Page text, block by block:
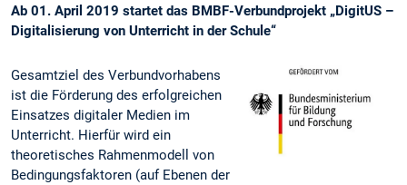
Ab 01. April 2019 startet das BMBF-Verbundprojekt „DigitUS –
Digitalisierung von Unterricht in der Schule“
Gesamtziel des Verbundvorhabens
ist die Förderung des erfolgreichen
Einsatzes digitaler Medien im
Unterricht. Hierfür wird ein
theoretisches Rahmenmodell von
Bedingungsfaktoren (auf Ebenen der